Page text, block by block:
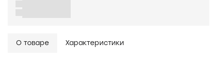
О товаре Характеристики